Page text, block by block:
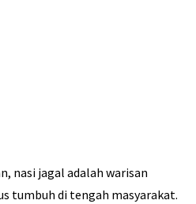
nasi jagal adalah warisan
tumbuh di tengah masyarakat.